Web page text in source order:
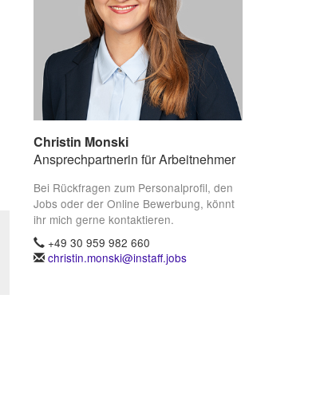
Christin Monski
Ansprechpartnerin für Arbeitnehmer
Bei Rückfragen zum Personalprofil, den
Jobs oder der Online Bewerbung, könnt
ihr mich gerne kontaktieren.
+49 30 959 982 660
christin.monski@instaff.jobs